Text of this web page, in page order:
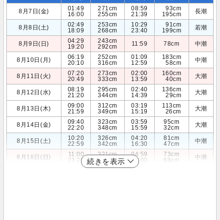
8月7日(金)
01:49
16:00
271cm
255cm
08:59
21:39
93cm
195cm
長潮
8月8日(土)
02:49
18:09
253cm
268cm
10:29
23:40
91cm
199cm
若潮
8月9日(日)
04:29
19:20
243cm
292cm
11:59 78cm 中潮
8月10日(月)
06:19
20:10
252cm
316cm
01:09
12:59
183cm
58cm
中潮
8月11日(火)
07:20
20:49
273cm
333cm
02:00
13:59
160cm
40cm
大潮
8月12日(水)
08:19
21:20
295cm
344cm
02:40
14:39
136cm
29cm
大潮
8月13日(木)
09:00
21:59
312cm
349cm
03:19
15:19
113cm
26cm
大潮
8月14日(金)
09:40
22:20
323cm
348cm
03:59
15:59
95cm
32cm
大潮
8月15日(土)
10:20
22:59
326cm
342cm
04:20
16:30
81cm
47cm
中潮
8月16日(日)
11:00
23:20
321cm
332cm
04:59
17:00
73cm
68cm
中潮
続きを表示